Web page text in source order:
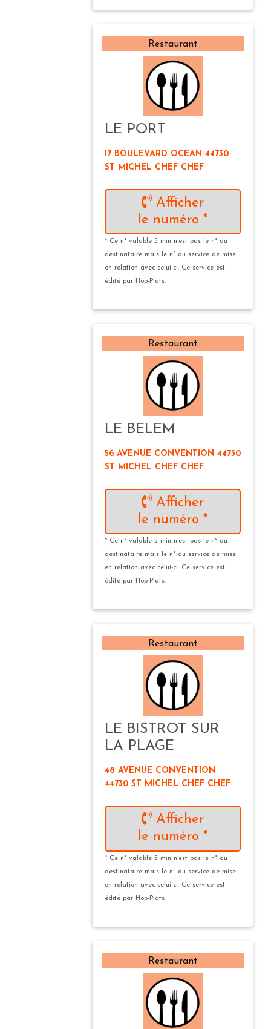
Restaurant
LE PORT
17 BOULEVARD OCEAN 44730
ST MICHEL CHEF CHEF
Afficher
le numéro *
* Ce n° valable 5 min n'est pas le n° du
destinataire mais le n° du service de mise
en relation avec celui-ci. Ce service est
édité par Hop-Plats.
Restaurant
LE BELEM
56 AVENUE CONVENTION 44730
ST MICHEL CHEF CHEF
Afficher
le numéro *
* Ce n° valable 5 min n'est pas le n° du
destinataire mais le n° du service de mise
en relation avec celui-ci. Ce service est
édité par Hop-Plats.
Restaurant
LE BISTROT SUR
LA PLAGE
48 AVENUE CONVENTION
44730 ST MICHEL CHEF CHEF
Afficher
le numéro *
* Ce n° valable 5 min n'est pas le n° du
destinataire mais le n° du service de mise
en relation avec celui-ci. Ce service est
édité par Hop-Plats.
Restaurant